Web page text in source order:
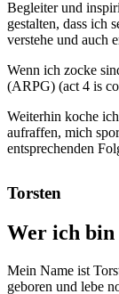
Begleiter und
gestalten, dass ich
verstehe und auch
Wenn ich zocke
(ARPG) (act 4 is
Weiterhin koche
aufraffen, mich
entsprechenden
Torsten
Wer ich bin
Mein Name ist
geboren und lebe